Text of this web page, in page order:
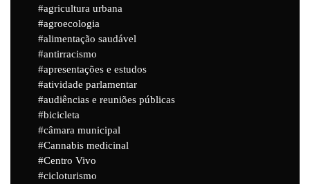
agricultura urbana
agroecologia
alimentação saudável
antirracismo
apresentações e estudos
atividade parlamentar
audiências e reuniões públicas
bicicleta
câmara municipal
Cannabis medicinal
Centro Vivo
cicloturismo